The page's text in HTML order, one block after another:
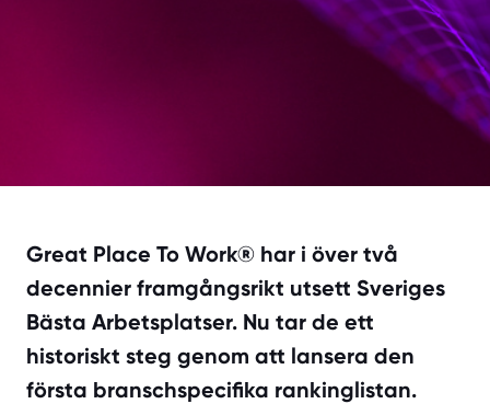
Great Place To Work® har i över två
decennier framgångsrikt utsett Sveriges
Bästa Arbetsplatser. Nu tar de ett
historiskt steg genom att lansera den
första branschspecifika rankinglistan.